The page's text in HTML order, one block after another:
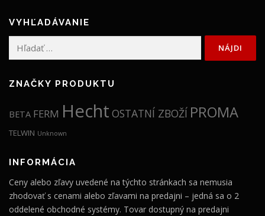
VYHĽADÁVANIE
Hľadať:
ZNAČKY PRODUKTU
BETA FERM Hecht OSTATNÍ ZBOŽÍ PROMA
TELWIN Unknown
INFORMÁCIA
Ceny alebo zľavy uvedené na týchto stránkach sa nemusia
zhodovať s cenami alebo zľavami na predajni – jedná sa o 2
oddelené obchodné systémy. Tovar dostupný na predajni